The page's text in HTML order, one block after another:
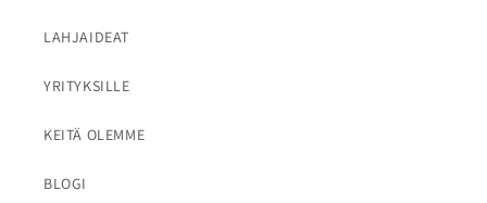
LAHJAIDEAT
YRITYKSILLE
KEITÄ OLEMME
BLOGI